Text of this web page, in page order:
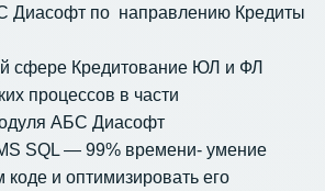
Диасофт по направлению Кредиты
сфере Кредитование ЮЛ и ФЛ
процессов в части
АБС Диасофт
SQL — 99% времени- умение
коде и оптимизировать его